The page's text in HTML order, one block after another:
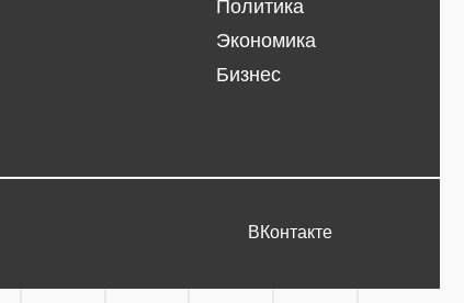
Политика
Экономика
Бизнес
ВКонтакте